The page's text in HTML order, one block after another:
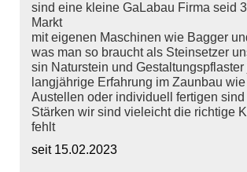
sind eine kleine GaLabau Firma seid
Markt
mit eigenen Maschinen wie Bagger
was man so braucht als Steinsetzer
sin Naturstein und
langjährige Erfahrung im Zaunbau
Austellen oder individuell fertigen sind
Stärken wir sind vieleicht die richtige
fehlt
seit 15.02.2023